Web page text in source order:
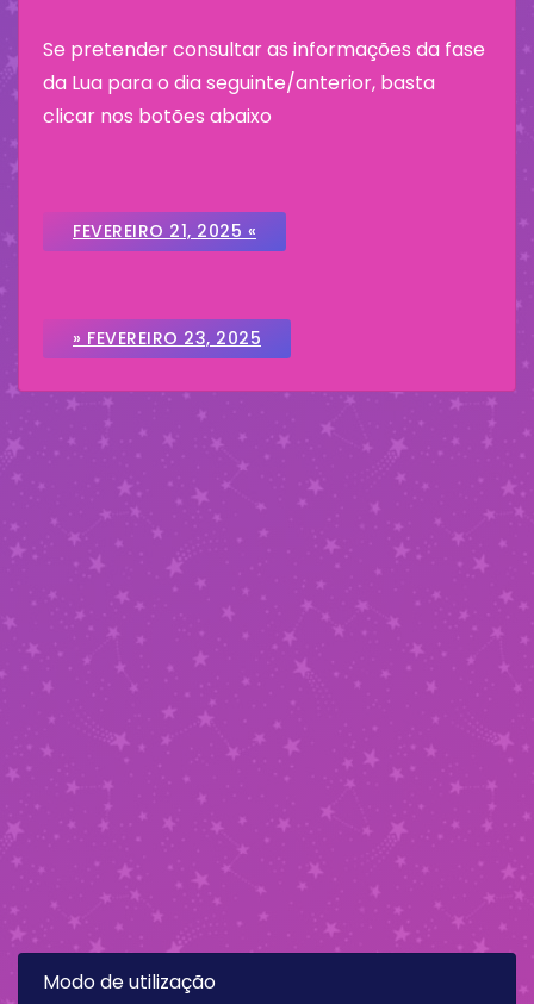
Se pretender consultar as informações da fase
da Lua para o dia seguinte/anterior, basta
clicar nos botões abaixo
FEVEREIRO 21, 2025 «
» FEVEREIRO 23, 2025
Modo de utilização